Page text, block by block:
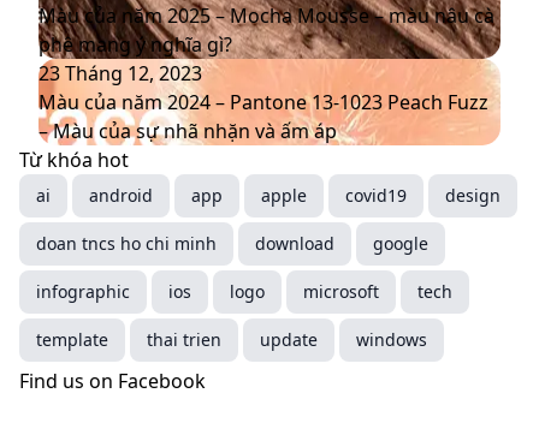
nhận
diện
thương
hiệu
mới
5
màu
sắc
chủ
đạo
thống
trị
xu
hướng
năm
2025
của
năm
2025
–
Mocha
Mousse
–
màu
nâu
cà
phê
mang
ý
nghĩa
Màu của năm 2025 – Mocha Mousse – màu nâu cà
phê mang ý nghĩa gì?
Màu
của
năm
2024
–
Pantone
13-
1023
Peach
Fuzz
–
Màu
23 Tháng 12, 2023
Màu của năm 2024 – Pantone 13-1023 Peach Fuzz
– Màu của sự nhã nhặn và ấm áp
Từ khóa hot
ai android app apple covid19 design
doan tncs ho chi minh download google
infographic ios logo microsoft tech
template thai trien update windows
Find us on Facebook